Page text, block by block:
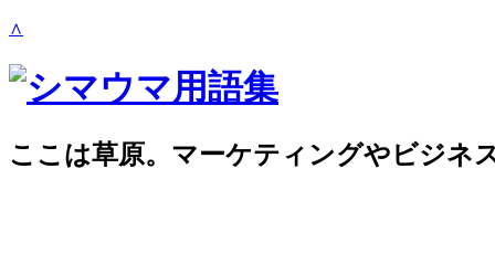
∧
ここは草原。マーケティングやビジネ